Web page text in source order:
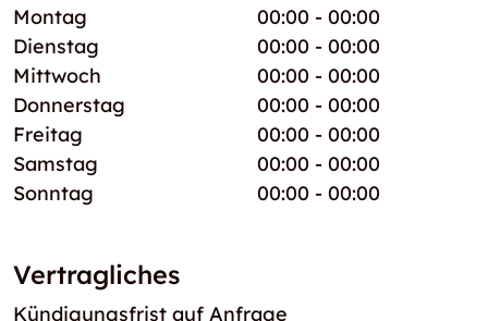
Montag
00:00 - 00:00
Dienstag
00:00 - 00:00
Mittwoch
00:00 - 00:00
Donnerstag
00:00 - 00:00
Freitag
00:00 - 00:00
Samstag
00:00 - 00:00
Sonntag
00:00 - 00:00
Vertragliches
Kündigungsfrist auf Anfrage